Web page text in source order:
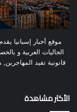
موقع أخبار إسبانيا
الجاليات العربية و
قانونية تفيد
الأكثر مشاهدة